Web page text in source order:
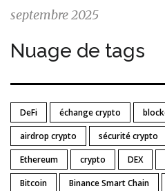
septembre 2025
Nuage de tags
DeFi échange crypto
airdrop crypto
sécurité crypto
Ethereum
crypto DEX
Bitcoin
Binance Smart Chain